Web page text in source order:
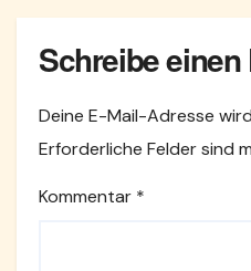
Schreibe
Deine E-Mail-Adresse
Erforderliche Felder sind
Kommentar *